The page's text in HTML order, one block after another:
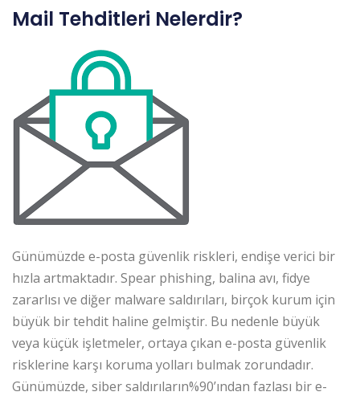
Mail Tehditleri Nelerdir?
Günümüzde e-posta güvenlik riskleri, endişe verici bir
hızla artmaktadır. Spear phishing, balina avı, fidye
zararlısı ve diğer malware saldırıları, birçok kurum için
büyük bir tehdit haline gelmiştir. Bu nedenle büyük
veya küçük işletmeler, ortaya çıkan e-posta güvenlik
risklerine karşı koruma yolları bulmak zorundadır.
Günümüzde, siber saldırıların%90’ından fazlası bir e-